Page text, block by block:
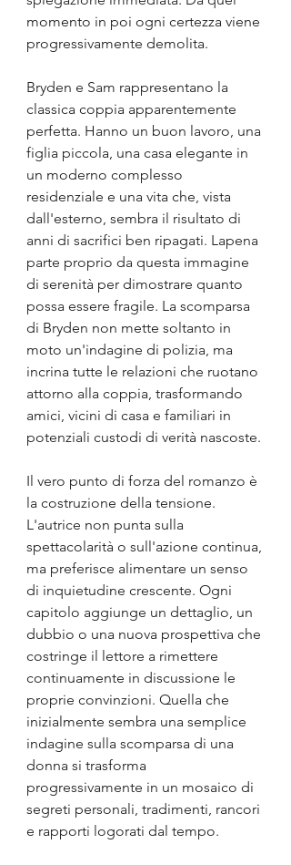
momento in poi ogni certezza viene
progressivamente demolita.
Bryden e Sam rappresentano la
classica coppia apparentemente
perfetta. Hanno un buon lavoro, una
figlia piccola, una casa elegante in
un moderno complesso
residenziale e una vita che, vista
dall'esterno, sembra il risultato di
anni di sacrifici ben ripagati. Lapena
parte proprio da questa immagine
di serenità per dimostrare quanto
possa essere fragile. La scomparsa
di Bryden non mette soltanto in
moto un'indagine di polizia, ma
incrina tutte le relazioni che ruotano
attorno alla coppia, trasformando
amici, vicini di casa e familiari in
potenziali custodi di verità nascoste.
Il vero punto di forza del romanzo è
la costruzione della tensione.
L'autrice non punta sulla
spettacolarità o sull'azione continua,
ma preferisce alimentare un senso
di inquietudine crescente. Ogni
capitolo aggiunge un dettaglio, un
dubbio o una nuova prospettiva che
costringe il lettore a rimettere
continuamente in discussione le
proprie convinzioni. Quella che
inizialmente sembra una semplice
indagine sulla scomparsa di una
donna si trasforma
progressivamente in un mosaico di
segreti personali, tradimenti, rancori
e rapporti logorati dal tempo.